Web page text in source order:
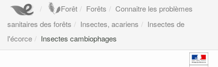
Forêt Forêts
Connaitre les problèmes
sanitaires des forêts
Insectes, acariens
Insectes de
l'écorce
Insectes cambiophages